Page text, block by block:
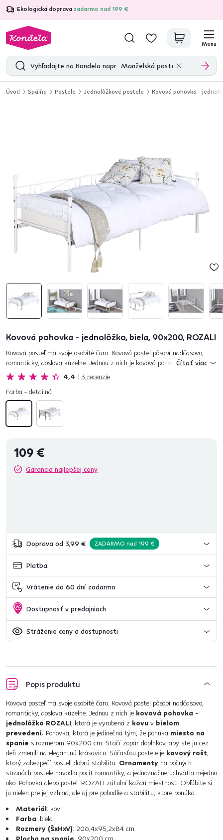
Ekologická doprava zadarmo nad 199 €
4,7 31 375overených produktových recenzií
Menu
Úvod Spálňa Postele Jednolôžkové postele Kovová pohovka -
Kovová pohovka - jednolôžko, biela, 90x200, ROZALI
4,4 3 recenzie
Kovová posteľ má svoje osobité čaro. Kovová posteľ pôsobí nadčasovo,
romanticky, doslova kúzelne. Jednou z nich je kovová pohovka - jednolôžko
ROZALI, ktorá je vyrobená z kovu v bielom prevedení. Poh...
Čítať viac
Farba - detailná
109 €
Garancia najlepšej ceny
Doprava od 3,99 € ZADARMO nad 199 €
Platba
Vrátenie do 60 dní zadarmo
Dostupnosť v predajniach
Stráženie ceny a dostupnosti
Popis produktu
Kovová posteľ má svoje osobité čaro. Kovová posteľ pôsobí nadčasovo,
romanticky, doslova kúzelne. Jednou z nich je kovová pohovka -
jednolôžko ROZALI, ktorá je vyrobená z kovu v bielom
prevedení. Pohovka, ktorá je jedinečná tým, že ponúka miesto na
spanie s rozmerom 90x200 cm. Stačí zopár doplnkov, aby ste ju cez
deň zmenili na elegantnú krásavicu. Súčasťou postele je kovový rošt,
ktorý zabezpečí posteli dobrú stabilitu. Ornamenty na bočných
stranách postele navodia pocit romantiky, a jednoznačne uchvátia nejedno
oko. Pohovka alebo posteľ. ROZALI zútulní každú miestnosť. Obľúbite si
ju nielen pre jej vzhľad, ale aj pre pohodlie a stabilitu, ktoré ponúka.
Materiál: kov
Farba: biela
Rozmery (ŠxHxV): 206,4x95,2x84 cm